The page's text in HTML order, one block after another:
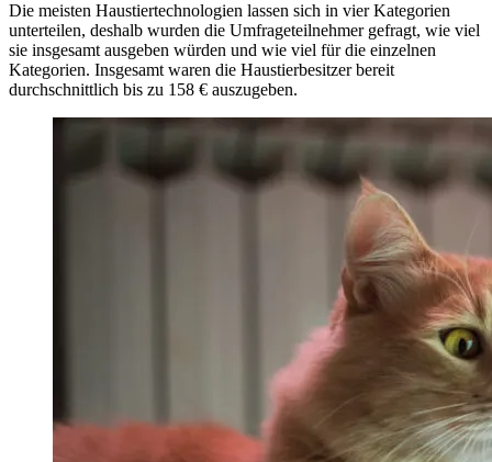
Die meisten Haustiertechnologien lassen sich in vier Kategorien
unterteilen, deshalb wurden die Umfrageteilnehmer gefragt, wie viel
sie insgesamt ausgeben würden und wie viel für die einzelnen
Kategorien. Insgesamt waren die Haustierbesitzer bereit
durchschnittlich bis zu 158 € auszugeben.